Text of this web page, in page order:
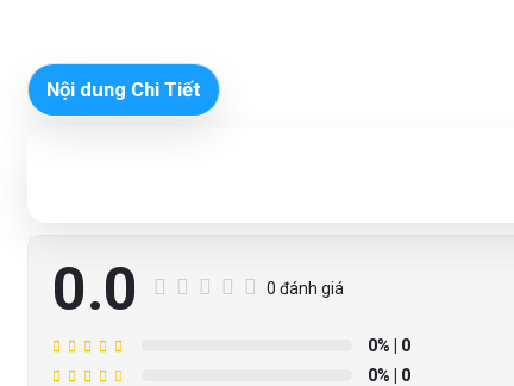
Nội dung Chi Tiết
0.0 0 đánh giá
0% | 0
0% | 0